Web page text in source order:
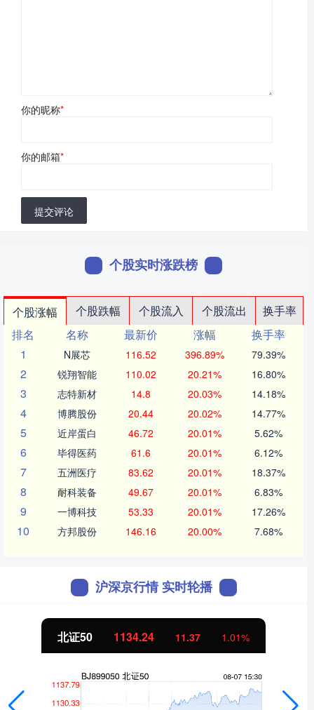
你的昵称*
你的邮箱*
提交评论
个股实时涨跌榜
个股涨幅 个股跌幅 个股流入 个股流出
换手率
排名
名称 最新价 涨幅
换手率
1
N展芯 116.52 396.89% 79.39%
2 锐翔智能 110.02 20.21% 16.80%
3 志特新材 14.8 20.03% 14.18%
4 博腾股份 20.44 20.02% 14.77%
5 近岸蛋白 46.72 20.01% 5.62%
6 毕得医药 61.6 20.01% 6.12%
7 五洲医疗 83.62 20.01% 18.37%
8 耐科装备 49.67 20.01% 6.83%
9 一博科技 53.33 20.01% 17.26%
10 方邦股份 146.16 20.00% 7.68%
沪深京行情 实时轮播
北证50 1134.24 11.37 1.01%